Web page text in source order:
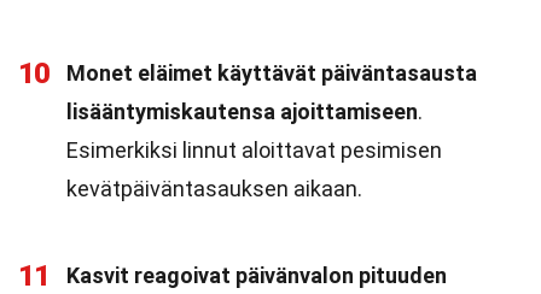
10
Monet eläimet käyttävät päiväntasausta
lisääntymiskautensa ajoittamiseen.
Esimerkiksi linnut aloittavat pesimisen
kevätpäiväntasauksen aikaan.
11
Kasvit reagoivat päivänvalon pituuden